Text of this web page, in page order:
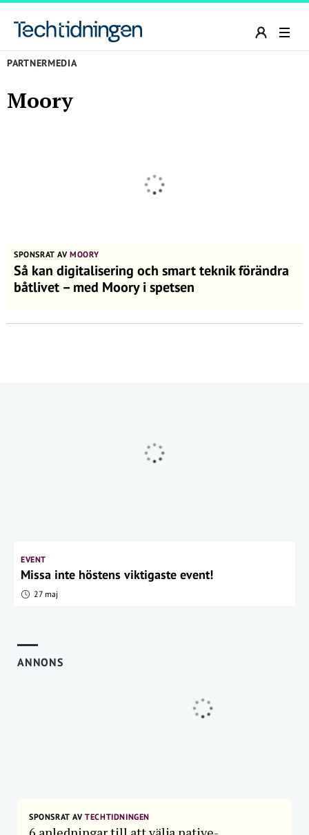
PARTNERMEDIA
Moory
SPONSRAT AVMOORY
Så kan digitalisering och smart teknik förändra
båtlivet – med Moory i spetsen
EVENT
Missa inte höstens viktigaste event!
27 maj
ANNONS
SPONSRAT AVTECHTIDNINGEN